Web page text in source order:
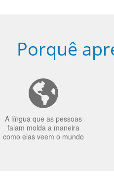
Porquê
A língua que as pessoas
falam molda a maneira
como elas veem o mundo